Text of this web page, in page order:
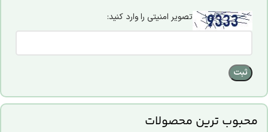
تصویر امنیتی را وارد کنید:
محبوب ترین محصولات